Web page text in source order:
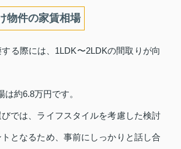
物件の家賃相場
る際には、1LDK〜2LDKの間取りが向
は約6.8万円です。
では、ライフスタイルを考慮した検討
となるため、事前にしっかりと話し合